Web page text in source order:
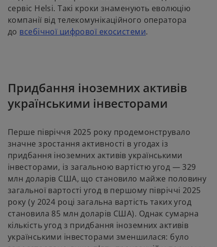
w
t
a
сервіс Helsi. Такі кроки знаменують еволюцію
компанії від телекомунікаційного оператора
до всебічної цифрової екосистемиo
i
n
e
w
t
a
b
.
Придбання іноземних активів
українськими інвесторами
Перше півріччя 2025 року продемонструвало
значне зростання активності в угодах із
придбання іноземних активів українськими
інвесторами, із загальною вартістю угод — 329
млн доларів США, що становило майже половину
загальної вартості угод в першому півріччі 2025
року (у 2024 році загальна вартість таких угод
становила 85 млн доларів США). Однак сумарна
кількість угод з придбання іноземних активів
українськими інвесторами зменшилася: було